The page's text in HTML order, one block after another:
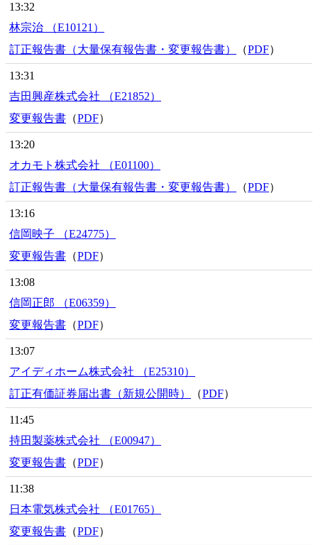
13:32
林宗治 （E10121）
訂正報告書（大量保有報告書・変更報告書）
（PDF）
13:31
吉田興産株式会社 （E21852）
変更報告書 （PDF）
13:20
オカモト株式会社 （E01100）
訂正報告書（大量保有報告書・変更報告書）
（PDF）
13:16
信岡映子 （E24775）
変更報告書 （PDF）
13:08
信岡正郎 （E06359）
変更報告書 （PDF）
13:07
アイディホーム株式会社 （E25310）
訂正有価証券届出書（新規公開時）
（PDF）
11:45
持田製薬株式会社 （E00947）
変更報告書 （PDF）
11:38
日本電気株式会社 （E01765）
変更報告書 （PDF）